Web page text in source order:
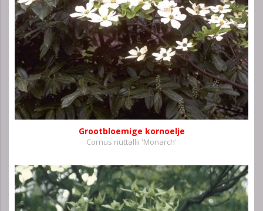
Grootbloemige kornoelje
Cornus nuttallii 'Monarch'